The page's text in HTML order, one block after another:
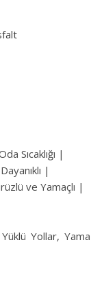
Sıcaklığı |
|
ve Yamaçlı |
Yollar, Yama